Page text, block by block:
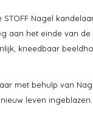
Nagel
aan het einde van de
kneedbaar
met behulp van
leven ingeblazen.